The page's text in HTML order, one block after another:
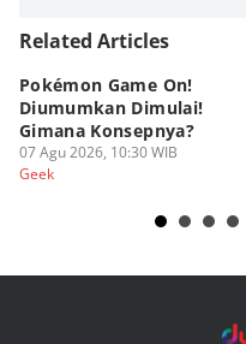
Related Articles
Pokémon Game On!
Diumumkan Dimulai!
Gimana Konsepnya?
07 Agu 2026, 10:30 WIB
Geek